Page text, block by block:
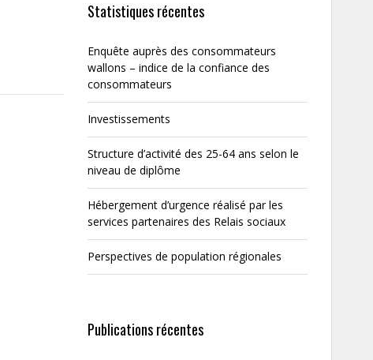
Statistiques récentes
Enquête auprès des consommateurs
wallons – indice de la confiance des
consommateurs
Investissements
Structure d’activité des 25-64 ans selon le
niveau de diplôme
Hébergement d’urgence réalisé par les
services partenaires des Relais sociaux
Perspectives de population régionales
Publications récentes